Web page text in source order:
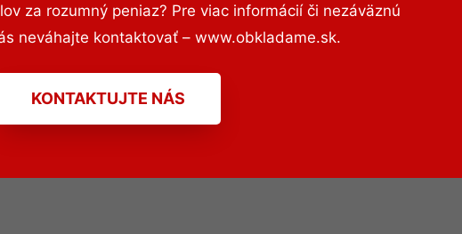
za rozumný peniaz? Pre viac informácií či nezáväznú
neváhajte kontaktovať – www.obkladame.sk.
KONTAKTUJTE NÁS